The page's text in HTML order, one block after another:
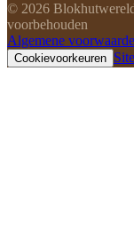
© 2026
voorbehouden
Algemene
Cookievoorkeuren